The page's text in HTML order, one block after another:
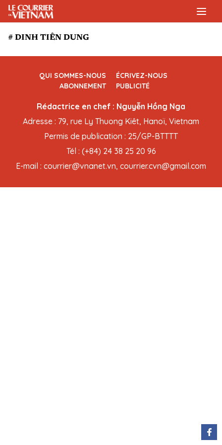
# DINH TIÊN DUNG
QUI SOMMES-NOUS
ÉCRIVEZ-NOUS
ABONNEMENT
PUBLICITÉ
Rédactrice en chef : Nguyễn Hồng Nga
Adresse : 79, rue Ly Thuong Kiêt, Hanoï, Vietnam
Permis de publication : 25/GP-BTTTT
Tél : (+84) 24 38 25 20 96
E-mail : courrier@vnanet.vn, courrier.cvn@gmail.com